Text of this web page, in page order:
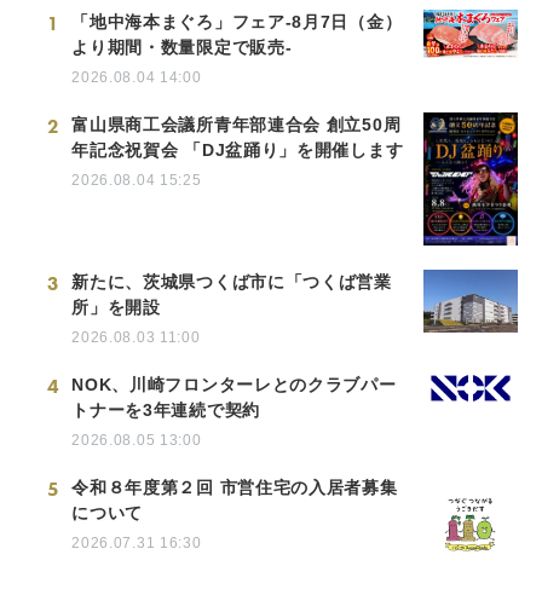
1
「地中海本まぐろ」フェア-8月7日（金）
より期間・数量限定で販売-
2026.08.04 14:00
2
富山県商工会議所青年部連合会 創立50周
年記念祝賀会 「DJ盆踊り」を開催します
2026.08.04 15:25
3
新たに、茨城県つくば市に「つくば営業
所」を開設
2026.08.03 11:00
4
NOK、川崎フロンターレとのクラブパー
トナーを3年連続で契約
2026.08.05 13:00
5
令和８年度第２回 市営住宅の入居者募集
について
2026.07.31 16:30